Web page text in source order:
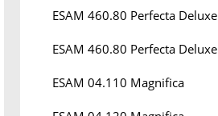
ESAM 460.80 Perfecta Deluxe
ESAM 460.80 Perfecta Deluxe
ESAM 04.110 Magnifica